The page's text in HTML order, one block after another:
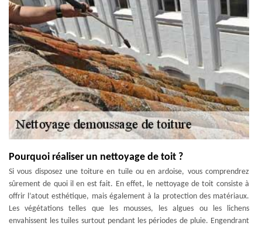
Pourquoi réaliser un nettoyage de toit ?
Si vous disposez une toiture en tuile ou en ardoise, vous comprendrez
sûrement de quoi il en est fait. En effet, le nettoyage de toit consiste à
offrir l’atout esthétique, mais également à la protection des matériaux.
Les végétations telles que les mousses, les algues ou les lichens
envahissent les tuiles surtout pendant les périodes de pluie. Engendrant